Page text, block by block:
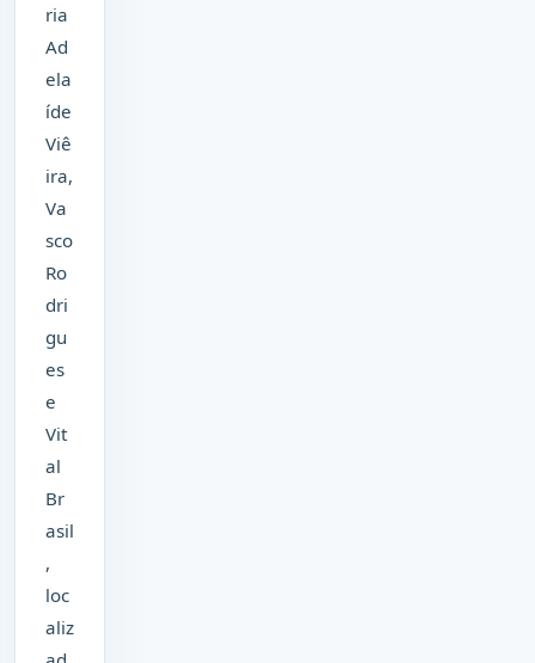
ria
Ad
ela
íde
Viê
ira,
Va
sco
Ro
dri
gu
es
e
Vit
al
Br
asil
,
loc
aliz